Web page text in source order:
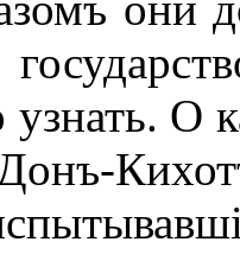
узнать. О